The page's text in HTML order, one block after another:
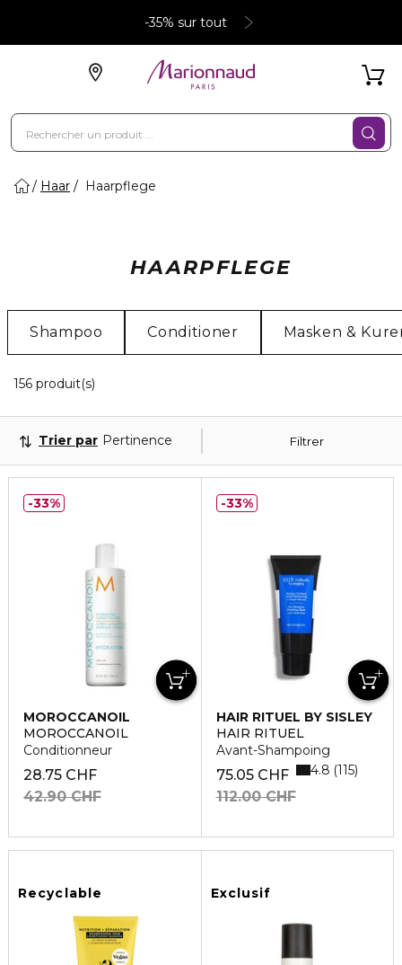
-35% sur tout
Haar Haarpflege
HAARPFLEGE
Shampoo Conditioner Masken &
156 produit(s)
Filtrer
Trier par Pertinence
MOROCCANOIL
MOROCCANOIL
Conditionneur
28.75 CHF
42.90 CHF
33%
HAIR RITUEL BY SISLEY
HAIR RITUEL
Avant-Shampoing
75.05 CHF
112.00 CHF
4.8 115
33%
Recyclable Exclusif